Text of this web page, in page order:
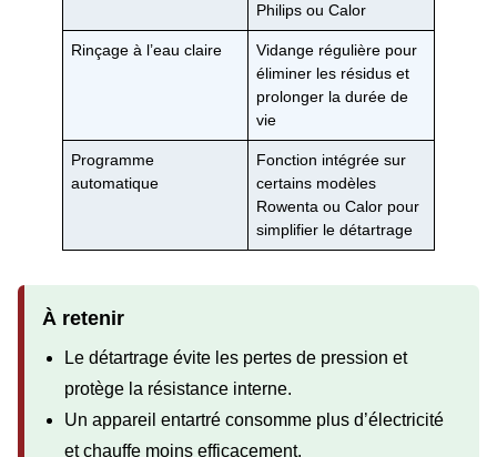
Philips ou Calor
Rinçage à l’eau claire
Vidange régulière pour
éliminer les résidus et
prolonger la durée de
vie
Programme
automatique
Fonction intégrée sur
certains modèles
Rowenta ou Calor pour
simplifier le détartrage
À retenir
Le détartrage évite les pertes de pression et
protège la résistance interne.
Un appareil entartré consomme plus d’électricité
et chauffe moins efficacement.